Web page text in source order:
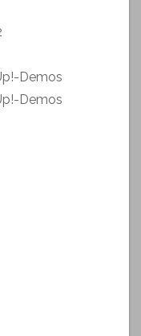
Demos
Demos